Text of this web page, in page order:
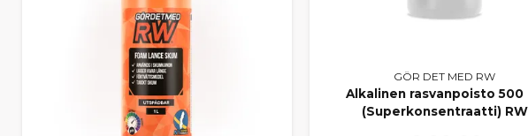
GÖR DET MED RW
Alkalinen rasvanpoisto 500
(Superkonsentraatti) RW